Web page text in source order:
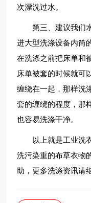
次漂洗过水。
第三、建议我们水
进大型洗涤设备内筒
在洗涤之前把床单和
床单被套的时候就可
缠绕在一起，那样洗
套的缠绕的程度，那
也容易洗涤干净。
以上就是工业洗衣
洗污染重的布草衣物
助，更多洗涤资讯请